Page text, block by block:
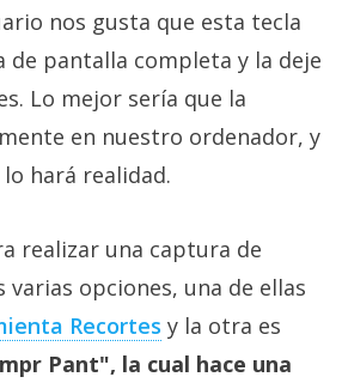
nos gusta que esta tecla
de pantalla completa y la deje
Lo mejor sería que la
en nuestro ordenador, y
hará realidad.
realizar una captura de
opciones, una de ellas
Recortes y la otra es
Pant", la cual hace una